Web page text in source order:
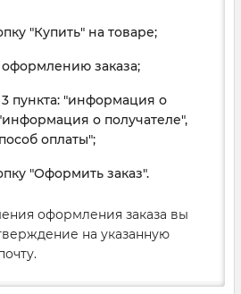
"Купить" на товаре;
заказа;
пункта: "информация о
о получателе",
оплаты";
"Оформить заказ".
оформления заказа вы
на указанную